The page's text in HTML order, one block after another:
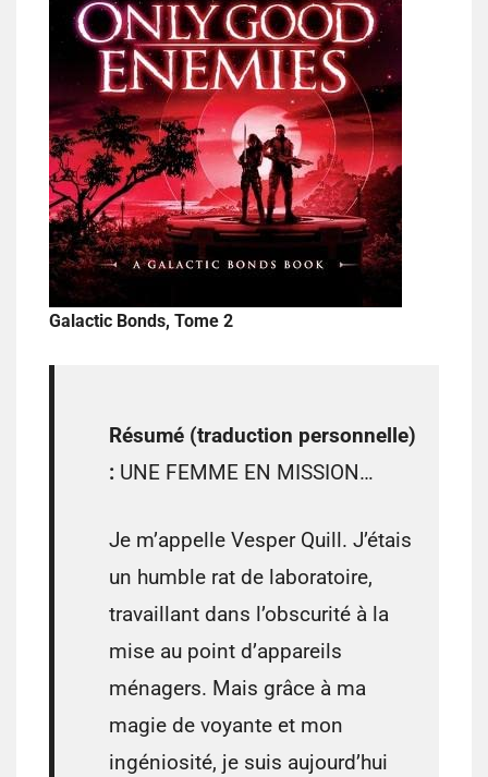
Galactic Bonds, Tome 2
Résumé (traduction personnelle)
: UNE FEMME EN MISSION…
Je m’appelle Vesper Quill. J’étais
un humble rat de laboratoire,
travaillant dans l’obscurité à la
mise au point d’appareils
ménagers. Mais grâce à ma
magie de voyante et mon
ingéniosité, je suis aujourd’hui